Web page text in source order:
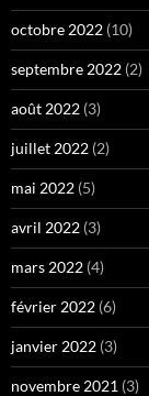
octobre 2022 (10)
septembre 2022 (2)
août 2022 (3)
juillet 2022 (2)
mai 2022 (5)
avril 2022 (3)
mars 2022 (4)
février 2022 (6)
janvier 2022 (3)
novembre 2021 (3)